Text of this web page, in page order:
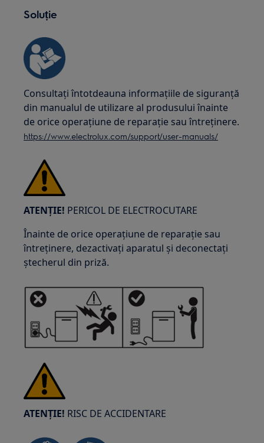
Soluție
Consultați întotdeauna informațiile de siguranță
din manualul de utilizare al produsului înainte
de orice operațiune de reparație sau întreținere.
https://www.electrolux.com/support/user-manuals/
ATENȚIE! PERICOL DE ELECTROCUTARE
Înainte de orice operațiune de reparație sau
întreținere, dezactivați aparatul și deconectați
ștecherul din priză.
ATENȚIE! RISC DE ACCIDENTARE